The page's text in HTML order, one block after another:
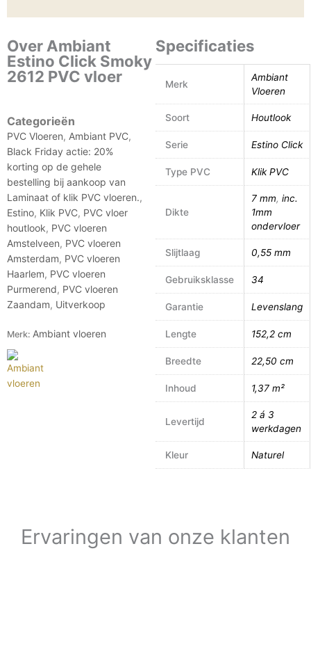
Over Ambiant
Estino Click Smoky
2612 PVC vloer
Categorieën
PVC Vloeren, Ambiant PVC,
Black Friday actie: 20%
korting op de gehele
bestelling bij aankoop van
Laminaat of klik PVC vloeren.,
Estino, Klik PVC, PVC vloer
houtlook, PVC vloeren
Amstelveen, PVC vloeren
Amsterdam, PVC vloeren
Haarlem, PVC vloeren
Purmerend, PVC vloeren
Zaandam, Uitverkoop
Merk: Ambiant vloeren
Specificaties
Merk
Ambiant
Vloeren
Soort Houtlook
Serie Estino Click
Type PVC Klik PVC
Dikte
7 mm, inc.
1mm
ondervloer
Slijtlaag 0,55 mm
Gebruiksklasse 34
Garantie Levenslang
Lengte 152,2 cm
Breedte 22,50 cm
Inhoud 1,37 m²
Levertijd
2 á 3
werkdagen
Kleur Naturel
Ervaringen van onze klanten